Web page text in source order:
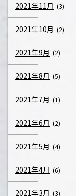
2021年11月 (3)
2021年10月 (2)
2021年9月 (2)
2021年8月 (5)
2021年7月 (1)
2021年6月 (2)
2021年5月 (4)
2021年4月 (6)
2021年3月 (3)